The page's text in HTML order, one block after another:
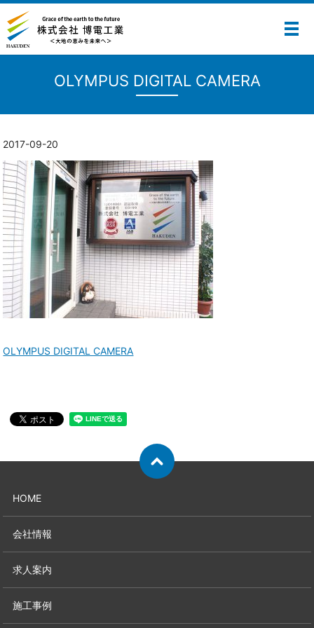
メ
OLYMPUS DIGITAL CAMERA
2017-09-20
OLYMPUS DIGITAL CAMERA
HOME
会社情報
求人案内
施工事例